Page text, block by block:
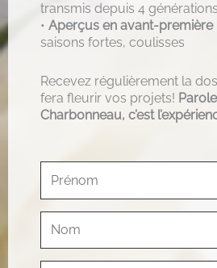
transmis depuis 4
• Aperçus en avant-première
saisons fortes, coulisses
Recevez régulièrement la
fera fleurir vos projets!
Charbonneau, c’est